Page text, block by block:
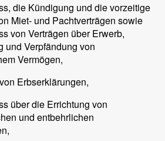
die Kündigung und die vorzeitige
Miet- und Pachtverträgen sowie
von Verträgen über Erwerb,
und Verpfändung von
Vermögen,
Erbserklärungen,
über die Errichtung von
und entbehrlichen